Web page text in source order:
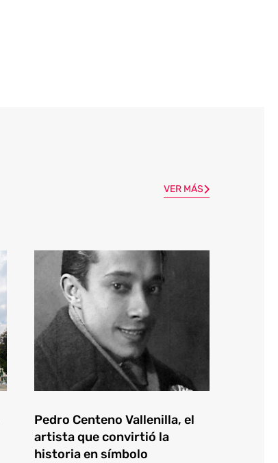
VER MÁS
Pedro Centeno Vallenilla, el
artista que convirtió la
historia en símbolo